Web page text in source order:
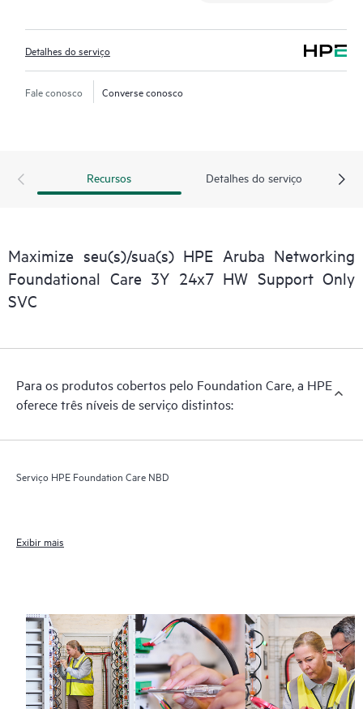
determinação com relação a quais produtos de software
elegíveis podem ser incluídos como parte da sua cobertura de
produto de hardware. Para produtos de software cobertos pelo
HPE Foundation Care, a HPE oferece suporte técnico remoto e
Detalhes do serviço
Fale conosco Converse conosco
Recursos Detalhes do serviço
Maximize seu(s)/sua(s) HPE Aruba Networking
Foundational Care 3Y 24x7 HW Support Only
SVC
Para os produtos cobertos pelo Foundation Care, a HPE
oferece três níveis de serviço distintos:
Serviço HPE Foundation Care NBD
Exibir mais